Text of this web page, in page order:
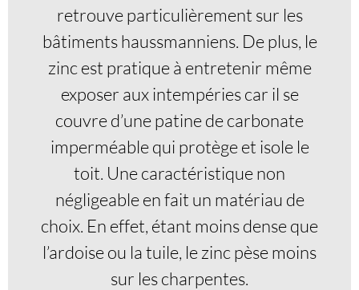
retrouve particulièrement sur les
bâtiments haussmanniens. De plus, le
zinc est pratique à entretenir même
exposer aux intempéries car il se
couvre d’une patine de carbonate
imperméable qui protège et isole le
toit. Une caractéristique non
négligeable en fait un matériau de
choix. En effet, étant moins dense que
l’ardoise ou la tuile, le zinc pèse moins
sur les charpentes.